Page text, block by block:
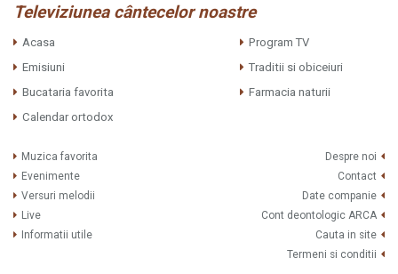
Televiziunea cântecelor noastre
Acasa
Program TV
Emisiuni
Traditii si obiceiuri
Bucataria favorita
Farmacia naturii
Calendar ortodox
Muzica favorita
Evenimente
Versuri melodii
Live
Informatii utile
Despre noi
Contact
Date companie
Cont deontologic ARCA
Cauta in site
Termeni si conditii